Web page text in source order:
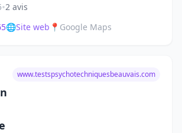
•2 avis
🌐Site web 📍 Google Maps
www.testspsychotechniquesbeauvais.com